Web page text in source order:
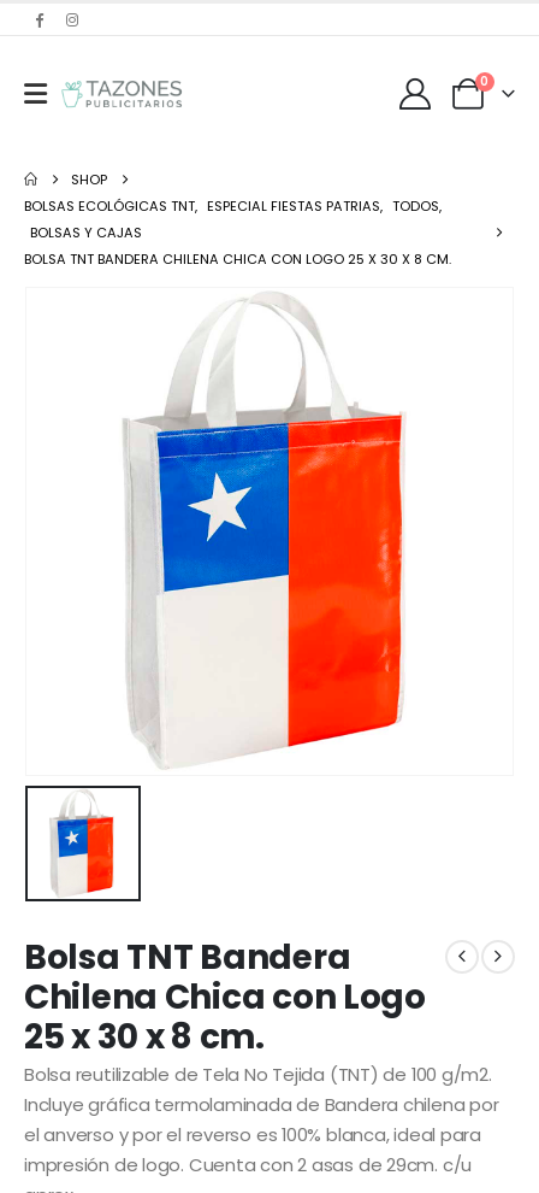
0
SHOP
BOLSAS ECOLÓGICAS TNT, ESPECIAL FIESTAS PATRIAS, TODOS,
BOLSAS Y CAJAS
BOLSA TNT BANDERA CHILENA CHICA CON LOGO 25 X 30 X 8 CM.
Bolsa TNT Bandera
Chilena Chica con Logo
25 x 30 x 8 cm.
Bolsa reutilizable de Tela No Tejida (TNT) de 100 g/m2.
Incluye gráfica termolaminada de Bandera chilena por
el anverso y por el reverso es 100% blanca, ideal para
impresión de logo. Cuenta con 2 asas de 29cm. c/u